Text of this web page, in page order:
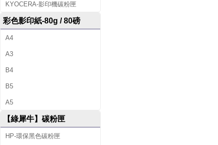
KYOCERA-影印機碳粉匣
彩色影印紙-80g / 80磅
A4
A3
B4
B5
A5
【綠犀牛】碳粉匣
HP-環保黑色碳粉匣